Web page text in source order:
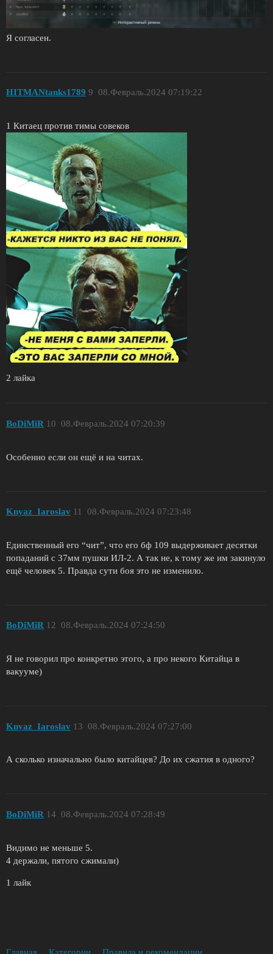
Я согласен.
HITMANtanks1789 08.Февраль.2024 07:19:22
9
1 Китаец против тимы совеков
2 лайка
BoDiMiR 08.Февраль.2024 07:20:39
10
Особенно если он ещё и на читах.
Knyaz_Iaroslav 08.Февраль.2024 07:23:48
11
Единственный его “чит”, что его бф 109 выдерживает десятки
попаданий с 37мм пушки ИЛ-2. А так не, к тому же им закинуло
ещё человек 5. Правда сути боя это не изменило.
BoDiMiR 08.Февраль.2024 07:24:50
12
Я не говорил про конкретно этого, а про некого Китайца в
вакууме)
Knyaz_Iaroslav 08.Февраль.2024 07:27:00
13
А сколько изначально было китайцев? До их сжатия в одного?
BoDiMiR 08.Февраль.2024 07:28:49
14
Видимо не меньше 5.
4 держали, пятого сжимали)
1 лайк
Главная Категории Правила и рекомендации